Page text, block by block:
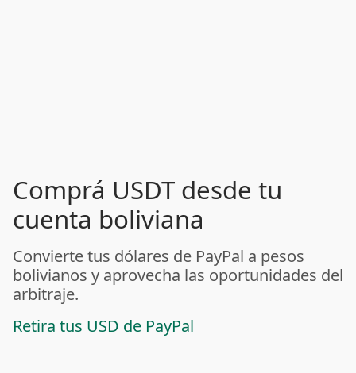
Comprá USDT desde tu
cuenta boliviana
Convierte tus dólares de PayPal a pesos
bolivianos y aprovecha las oportunidades del
arbitraje.
Retira tus USD de PayPal